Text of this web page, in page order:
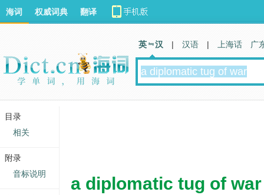
a diplomatic tug of war
海词 权威词典 翻译
英 汉 | 汉语 | 上海话 广
目录
相关
附录
音标说明